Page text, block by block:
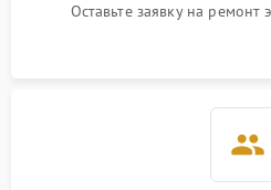
Оставьте заявку на